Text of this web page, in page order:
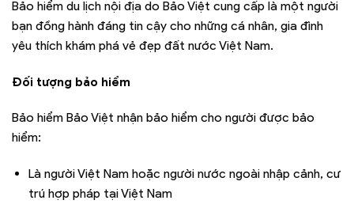
Bảo hiểm du lịch nội địa do Bảo Việt cung cấp là một người
bạn đồng hành đáng tin cậy cho những cá nhân, gia đình
yêu thích khám phá vẻ đẹp đất nước Việt Nam.
Đối tượng bảo hiểm
Bảo hiểm Bảo Việt nhận bảo hiểm cho người được bảo
hiểm:
Là người Việt Nam hoặc người nước ngoài nhập cảnh, cư
trú hợp pháp tại Việt Nam